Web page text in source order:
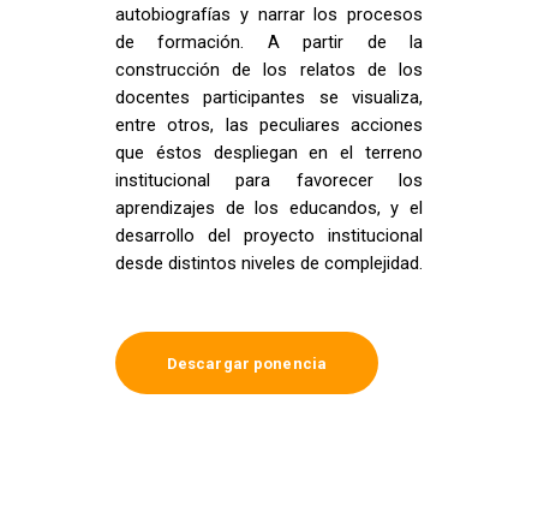
autobiografías y narrar los procesos
de formación. A partir de la
construcción de los relatos de los
docentes participantes se visualiza,
entre otros, las peculiares acciones
que éstos despliegan en el terreno
institucional para favorecer los
aprendizajes de los educandos, y el
desarrollo del proyecto institucional
desde distintos niveles de complejidad.
Descargar ponencia